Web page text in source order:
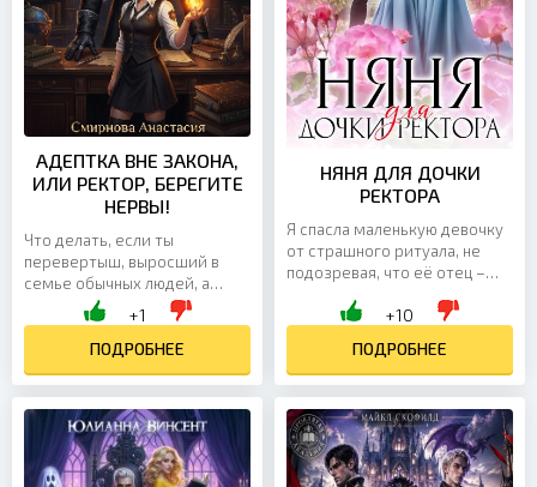
АДЕПТКА ВНЕ ЗАКОНА,
ИЛИ РЕКТОР, БЕРЕГИТЕ
НЕРВЫ!
Что делать, если ты
перевертыш, выросший в
семье обычных людей, а
магия внутри требует
выхода? Конечно же,
рискнуть всем и по
поддельным документам...
+1
ПОДРОБНЕЕ
НЯНЯ ДЛЯ ДОЧКИ
РЕКТОРА
Я спасла маленькую девочку
от страшного ритуала, не
подозревая, что её отец –
Теперь он думает, что я всё
+10
ПОДРОБНЕЕ